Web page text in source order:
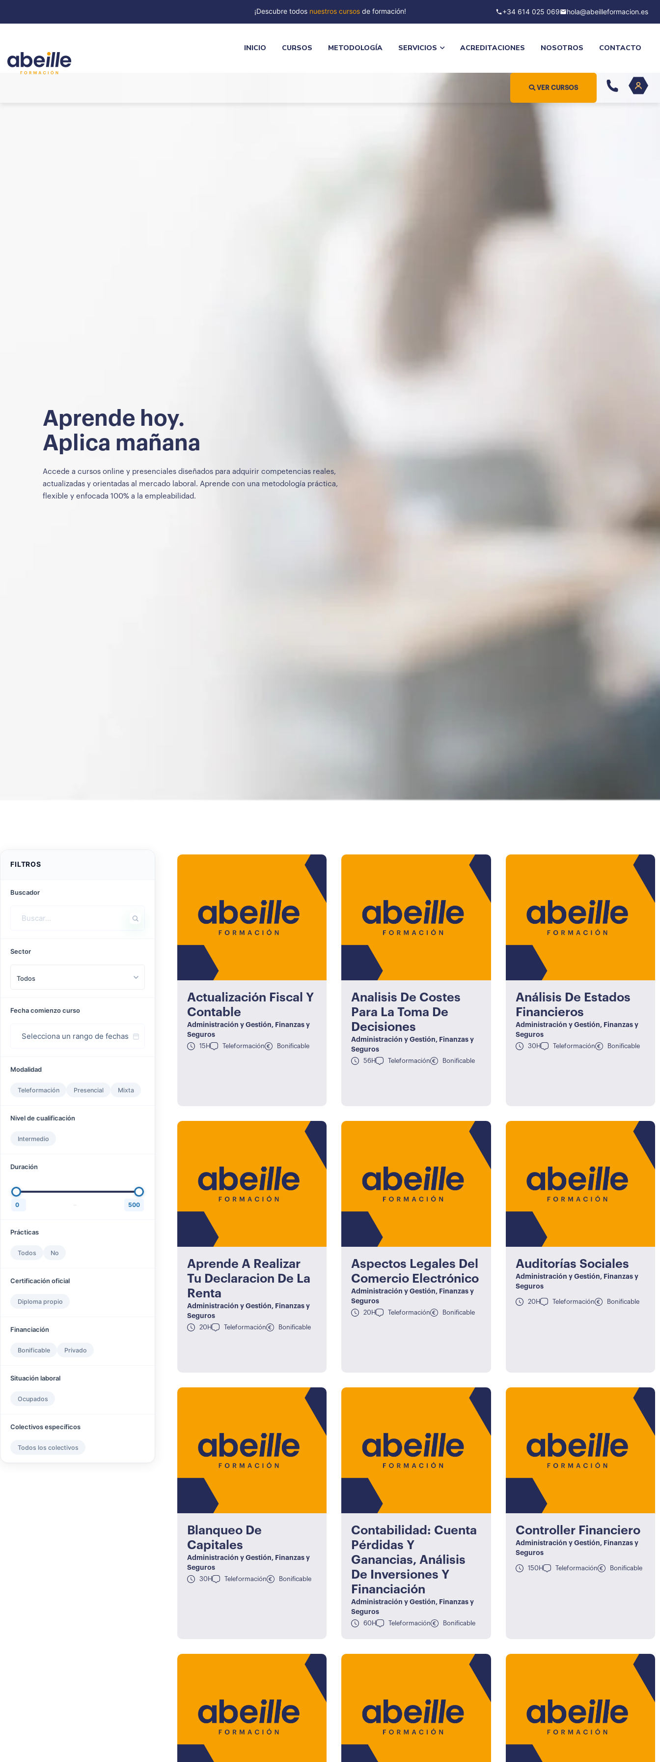
¡Descubre todos nuestros cursosde formación! +34 614 025 069 hola@abeilleformacion.es
INICIO CURSOS METODOLOGÍA SERVICIOS ACREDITACIONES NOSOTROS CONTACTO
VER CURSOS
Aprende hoy.
Aplica mañana
Accede a cursos online y presenciales diseñados para adquirir competencias reales,
actualizadas y orientadas al mercado laboral. Aprende con una metodología práctica,
flexible y enfocada 100% a la empleabilidad.
FILTROS
Buscador
Sector
Todos
Fecha comienzo curso
Modalidad
Teleformación Presencial Mixta
Nivel de cualificación
Intermedio
Duración
0 – 500
Prácticas
Todos No
Certificación oficial
Diploma propio
Financiación
Bonificable Privado
Situación laboral
Ocupados
Colectivos específicos
Todos los colectivos
Actualización Fiscal Y
Contable
Administración y Gestión, Finanzas y
Seguros
15H Teleformación Bonificable
Analisis De Costes
Para La Toma De
Decisiones
Administración y Gestión, Finanzas y
Seguros
56H Teleformación Bonificable
Análisis De Estados
Financieros
Administración y Gestión, Finanzas y
Seguros
30H Teleformación Bonificable
Aprende A Realizar
Tu Declaracion De La
Renta
Administración y Gestión, Finanzas y
Seguros
20H Teleformación Bonificable
Aspectos Legales Del
Comercio Electrónico
Administración y Gestión, Finanzas y
Seguros
20H Teleformación Bonificable
Auditorías Sociales
Administración y Gestión, Finanzas y
Seguros
20H Teleformación Bonificable
Blanqueo De
Capitales
Administración y Gestión, Finanzas y
Seguros
30H Teleformación Bonificable
Contabilidad: Cuenta
Pérdidas Y
Ganancias, Análisis
De Inversiones Y
Financiación
Administración y Gestión, Finanzas y
Seguros
60H Teleformación Bonificable
Controller Financiero
Administración y Gestión, Finanzas y
Seguros
150H Teleformación Bonificable